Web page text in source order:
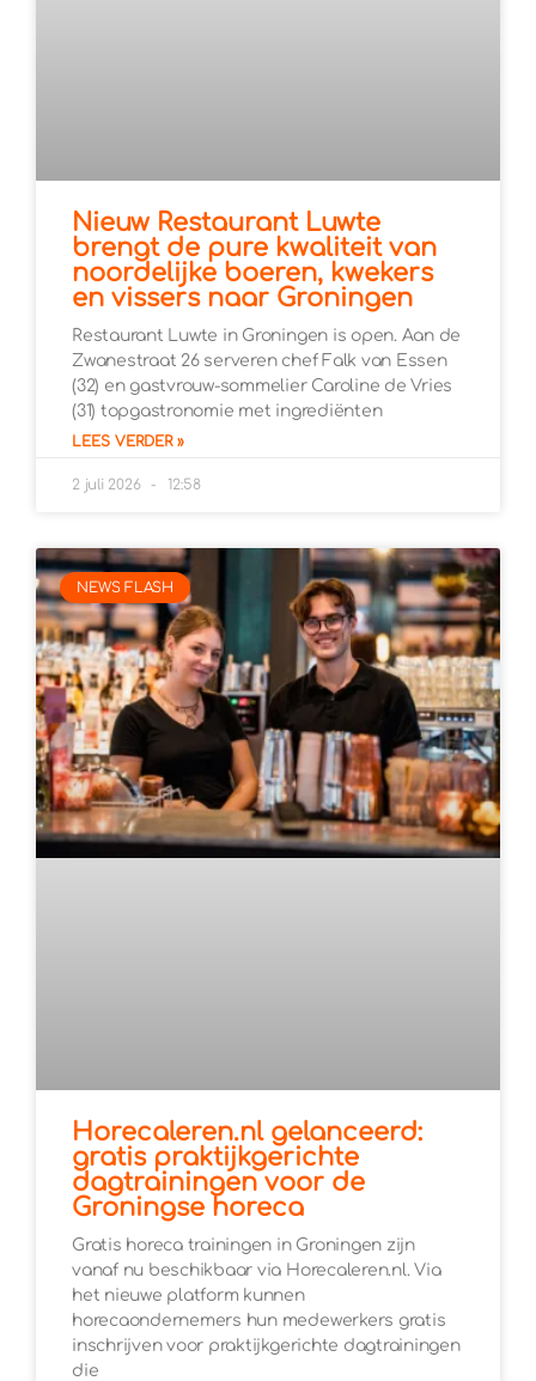
Nieuw Restaurant Luwte
brengt de pure kwaliteit van
noordelijke boeren, kwekers
en vissers naar Groningen
Restaurant Luwte in Groningen is open. Aan de
Zwanestraat 26 serveren chef Falk van Essen
(32) en gastvrouw-sommelier Caroline de Vries
(31) topgastronomie met ingrediënten
LEES VERDER »
2 juli 2026 12:58
NEWS FLASH
Horecaleren.nl gelanceerd:
gratis praktijkgerichte
dagtrainingen voor de
Groningse horeca
Gratis horeca trainingen in Groningen zijn
vanaf nu beschikbaar via Horecaleren.nl. Via
het nieuwe platform kunnen
horecaondernemers hun medewerkers gratis
inschrijven voor praktijkgerichte dagtrainingen
die